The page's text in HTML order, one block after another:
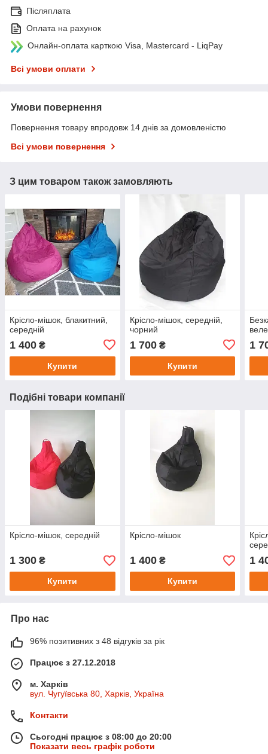
Післяплата
Оплата на рахунок
Онлайн-оплата карткою Visa, Mastercard - LiqPay
Всі умови оплати
Умови повернення
Повернення товару впродовж 14 днів за домовленістю
Всі умови повернення
З цим товаром також замовляють
Крісло-мішок, блакитний,
середній
1 400 ₴
Купити
Крісло-мішок, середній,
чорний
1 700₴
Купити
1
Подібні товари компанії
Крісло-мішок, середній
1 300 ₴
Купити
Крісло-мішок
1 400₴
Купити
1
Про нас
96% позитивних з 48 відгуків за рік
Працює з 27.12.2018
м. Харків
вул. Чугуївська 80, Харків, Україна
Контакти
Сьогодні працює з 08:00 до 20:00
Показати весь графік роботи